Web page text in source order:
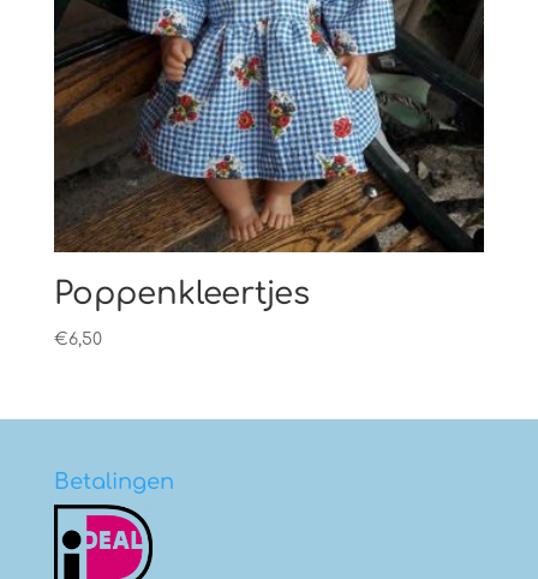
Poppenkleertjes
€6,50
Betalingen